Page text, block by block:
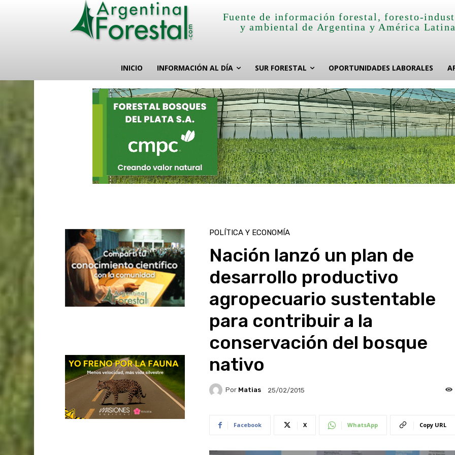
Fuente de información forestal, foresto-
y ambiental de Argentina y América
INICIO INFORMACIÓN AL DÍA SUR FORESTAL OPORTUNIDADES LABORALES
POLÍTICA Y ECONOMÍA
Nación lanzó un plan de
desarrollo productivo
agropecuario sustentable
para contribuir a la
conservación del bosque
nativo
Por Matias 25/02/2015
Facebook X WhatsApp Copy URL